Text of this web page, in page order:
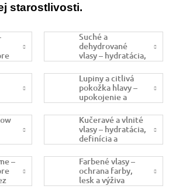
starostlivosti.
Suché a
dehydrované
vlasy – hydratácia,
výživa a
regenerácia
Lupiny a citlivá
pokožka hlavy –
upokojenie a
rovnováha
Kučeravé a vlnité
vlasy – hydratácia,
definícia a
kontrola
krepovatenia
–
Farbené vlasy –
ochrana farby,
lesk a výživa